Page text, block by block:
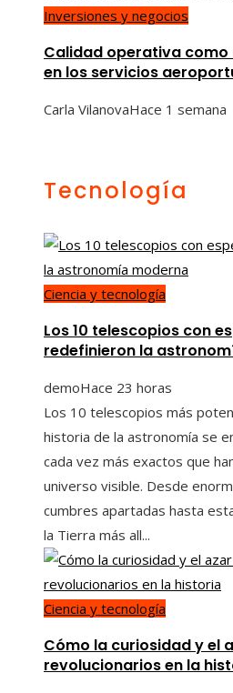
Inversiones y negocios
Calidad operativa
en los servicios
Carla VilanovaHace 1 semana
Tecnología
Ciencia y tecnología
Los 10 telescopios con
redefinieron la
demoHace 23 horas
Los 10 telescopios más
historia de la astronomía se
cada vez más exactos que
universo visible. Desde
cumbres apartadas hasta
la Tierra más all...
Ciencia y tecnología
Cómo la curiosidad y el
revolucionarios en la